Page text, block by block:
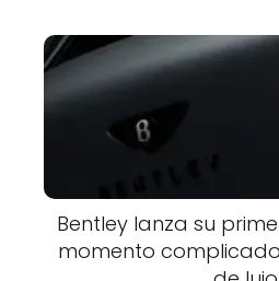
Bentley lanza su
momento